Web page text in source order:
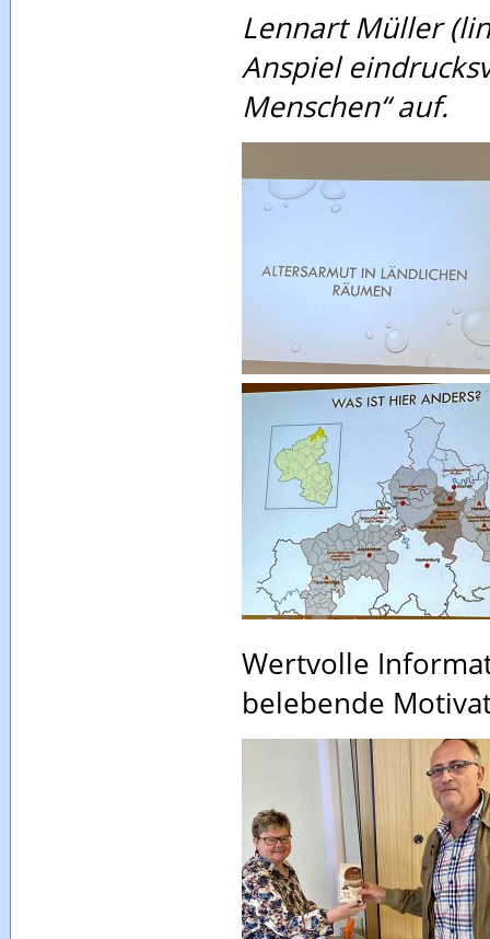
Lennart Müller
Anspiel
Menschen“ auf.
Wertvolle
belebende